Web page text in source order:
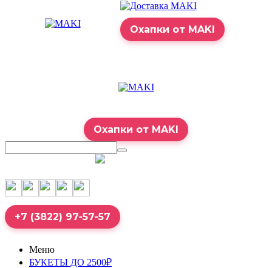
Охапки от MAKI
Охапки от MAKI
+7 (3822) 97-57-57
Меню
БУКЕТЫ ДО 2500₽